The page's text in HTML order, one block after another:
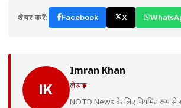
शेयर करें: Facebook X
IK
Imran Khan
लेखक
NOTD News के लिए नियमित रूप से